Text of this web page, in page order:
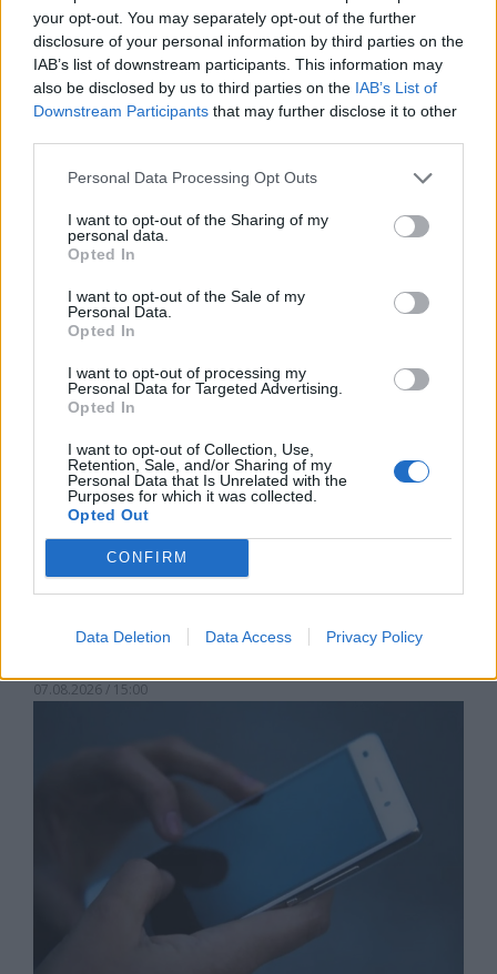
your opt-out. You may separately opt-out of the further
disclosure of your personal information by third parties on the
IAB’s list of downstream participants. This information may
also be disclosed by us to third parties on the IAB’s List of
Downstream Participants that may further disclose it to other
Personal Data Processing Opt Outs
I want to opt-out of the Sharing of my
personal data.
Opted In
I want to opt-out of the Sale of my
Personal Data.
Opted In
I want to opt-out of processing my
Personal Data for Targeted Advertising.
Opted In
I want to opt-out of Collection, Use,
Retention, Sale, and/or Sharing of my
Personal Data that Is Unrelated with the
Purposes for which it was collected.
Opted Out
CONFIRM
Data Deletion Data Access Privacy Policy
Изкуствен интелект за първи път
създаде нови жизнеспособни вируси
Астронавти на NASA излязоха в
открития космос
07.08.2026 / 15:00